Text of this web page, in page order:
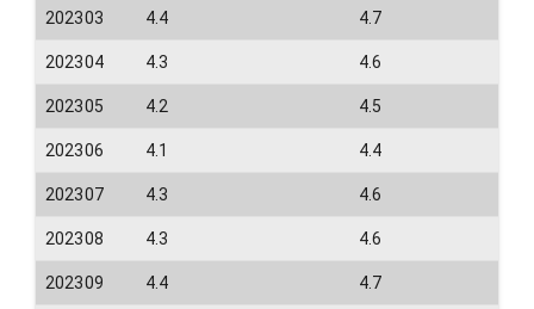
202303 4.4 4.7
202304 4.3 4.6
202305 4.2 4.5
202306 4.1 4.4
202307 4.3 4.6
202308 4.3 4.6
202309 4.4 4.7